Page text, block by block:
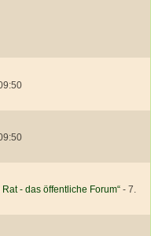
- das öffentliche Forum“ - 7.